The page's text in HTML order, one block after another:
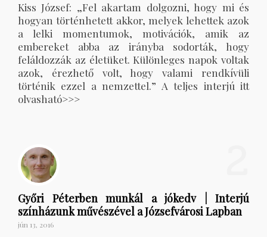
Kiss József: „Fel akartam dolgozni, hogy mi és
hogyan történhetett akkor, melyek lehettek azok
a lelki momentumok, motivációk, amik az
embereket abba az irányba sodorták, hogy
feláldozzák az életüket. Különleges napok voltak
azok, érezhető volt, hogy valami rendkívüli
történik ezzel a nemzettel.” A teljes interjú itt
olvasható>>>
Győri Péterben munkál a jókedv | Interjú
színházunk művészével a Józsefvárosi Lapban
jún 13, 2016